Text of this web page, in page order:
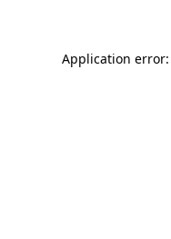
Application